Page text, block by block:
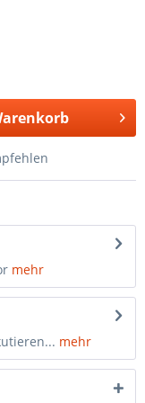
mehr
mehr